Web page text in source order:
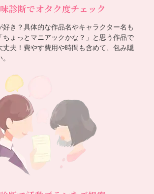
診断でオタク度チェック
好き？具体的な作品名やキャラクター名も
ちょっとマニアックかな？」と思う作品で
丈夫！費やす費用や時間も含めて、包み隠